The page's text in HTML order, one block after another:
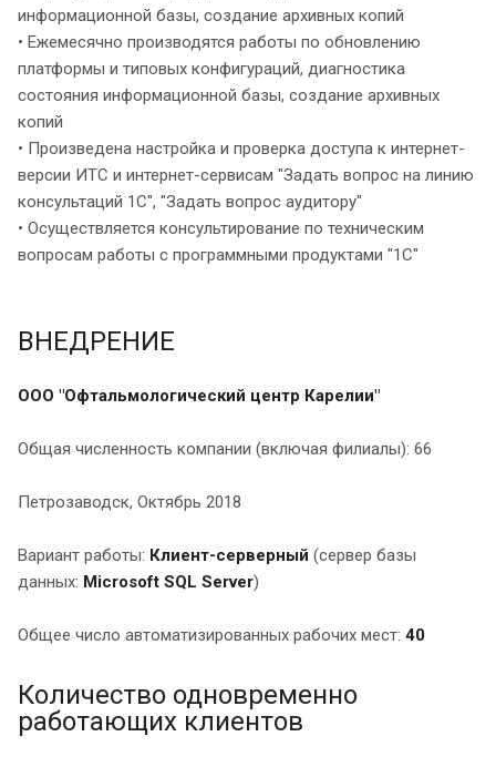
информационной базы, создание архивных копий
• Ежемесячно производятся работы по обновлению
платформы и типовых конфигураций, диагностика
состояния информационной базы, создание архивных
копий
• Произведена настройка и проверка доступа к интернет-
версии ИТС и интернет-сервисам "Задать вопрос на линию
консультаций 1С", "Задать вопрос аудитору"
• Осуществляется консультирование по техническим
вопросам работы с программными продуктами "1С"
ВНЕДРЕНИЕ
ООО "Офтальмологический центр Карелии"
Общая численность компании (включая филиалы): 66
Петрозаводск, Октябрь 2018
Вариант работы: Клиент-серверный (сервер базы
данных: Microsoft SQL Server)
Общее число автоматизированных рабочих мест: 40
Количество одновременно
работающих клиентов